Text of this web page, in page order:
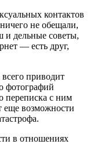
контактов
не обещали,
и дельные советы,
— есть друг,
приводит
фотографий
переписка с ним
еще возможности
в отношениях